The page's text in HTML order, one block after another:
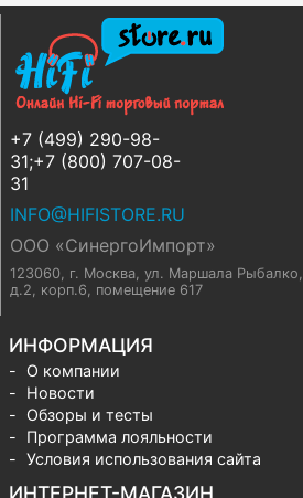
+7 (499) 290-98-
31;+7 (800) 707-08-
31
INFO@HIFISTORE.RU
ООО «СинергоИмпорт»
123060, г. Москва, ул. Маршала Рыбалко,
д.2, корп.6, помещение 617
ИНФОРМАЦИЯ
О компании
Новости
Обзоры и тесты
Программа лояльности
Условия использования сайта
ИНТЕРНЕТ-МАГАЗИН